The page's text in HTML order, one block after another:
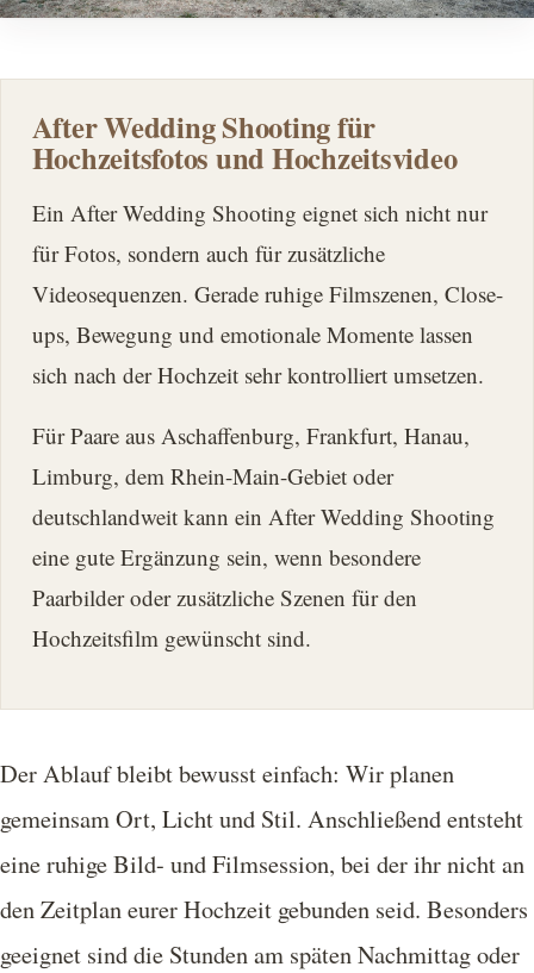
After Wedding Shooting für
Hochzeitsfotos und Hochzeitsvideo
Ein After Wedding Shooting eignet sich nicht nur
für Fotos, sondern auch für zusätzliche
Videosequenzen. Gerade ruhige Filmszenen, Close-
ups, Bewegung und emotionale Momente lassen
sich nach der Hochzeit sehr kontrolliert umsetzen.
Für Paare aus Aschaffenburg, Frankfurt, Hanau,
Limburg, dem Rhein-Main-Gebiet oder
deutschlandweit kann ein After Wedding Shooting
eine gute Ergänzung sein, wenn besondere
Paarbilder oder zusätzliche Szenen für den
Hochzeitsfilm gewünscht sind.
Der Ablauf bleibt bewusst einfach: Wir planen
gemeinsam Ort, Licht und Stil. Anschließend entsteht
eine ruhige Bild- und Filmsession, bei der ihr nicht an
den Zeitplan eurer Hochzeit gebunden seid. Besonders
geeignet sind die Stunden am späten Nachmittag oder